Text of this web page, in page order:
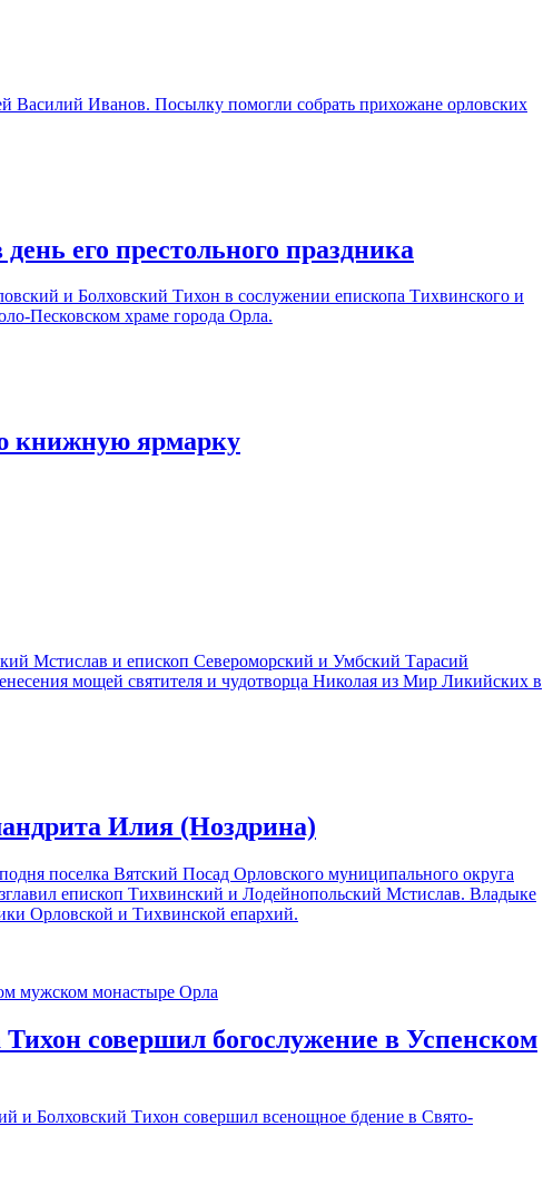
Василий Иванов. Посылку помогли собрать прихожане орловских
его престольного праздника
и Болховский Тихон в сослужении епископа Тихвинского и
Песковском храме города Орла.
книжную ярмарку
Мстислав и епископ Североморский и Умбский Тарасий
мощей святителя и чудотворца Николая из Мир Ликийских в
Илия (Ноздрина)
поселка Вятский Посад Орловского муниципального округа
епископ Тихвинский и Лодейнопольский Мстислав. Владыке
Орловской и Тихвинской епархий.
совершил богослужение в Успенском
и Болховский Тихон совершил всенощное бдение в Свято-